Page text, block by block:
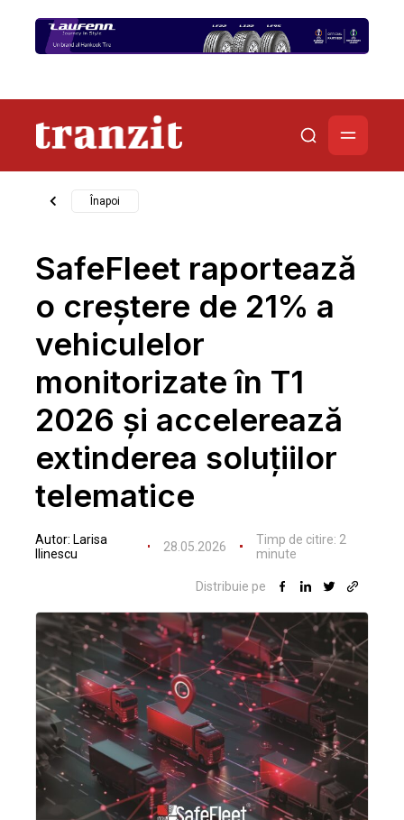
Înapoi
SafeFleet raportează
o creștere de 21% a
vehiculelor
monitorizate în T1
2026 și accelerează
extinderea soluțiilor
telematice
Autor: Larisa
Ilinescu
28.05.2026 Timp de citire: 2
minute
Distribuie pe